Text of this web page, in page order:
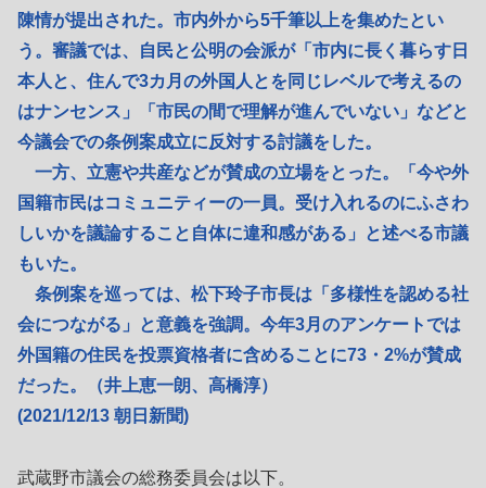
陳情が提出された。市内外から5千筆以上を集めたとい
う。審議では、自民と公明の会派が「市内に長く暮らす日
本人と、住んで3カ月の外国人とを同じレベルで考えるの
はナンセンス」「市民の間で理解が進んでいない」などと
今議会での条例案成立に反対する討議をした。
一方、立憲や共産などが賛成の立場をとった。「今や外
国籍市民はコミュニティーの一員。受け入れるのにふさわ
しいかを議論すること自体に違和感がある」と述べる市議
もいた。
条例案を巡っては、松下玲子市長は「多様性を認める社
会につながる」と意義を強調。今年3月のアンケートでは
外国籍の住民を投票資格者に含めることに73・2%が賛成
だった。（井上恵一朗、高橋淳）
(2021/12/13 朝日新聞)
武蔵野市議会の総務委員会は以下。